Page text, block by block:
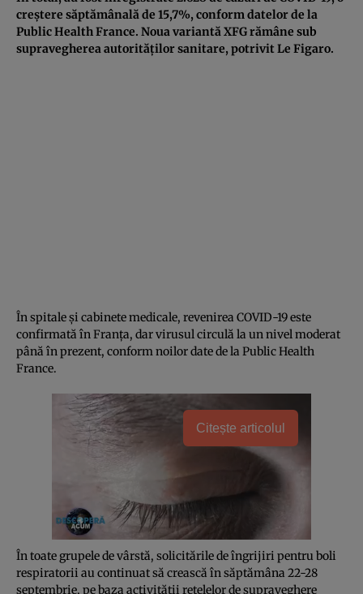
creștere săptămânală de 15,7%, conform datelor de la
Public Health France. Noua variantă XFG rămâne sub
supravegherea autorităților sanitare, potrivit Le Figaro.
În spitale și cabinete medicale, revenirea COVID-19 este
confirmată în Franța, dar virusul circulă la un nivel moderat
până în prezent, conform noilor date de la Public Health
France.
Citește articolul
În toate grupele de vârstă, solicitările de îngrijiri pentru boli
respiratorii au continuat să crească în săptămâna 22-28
septembrie, pe baza activității rețelelor de supraveghere